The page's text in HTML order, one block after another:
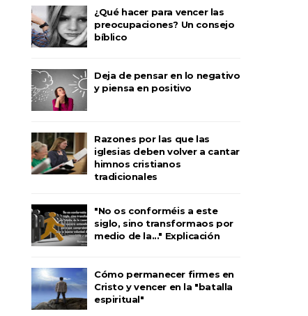
¿Qué hacer para vencer las
preocupaciones? Un consejo
bíblico
Deja de pensar en lo negativo
y piensa en positivo
Razones por las que las
iglesias deben volver a cantar
himnos cristianos
tradicionales
"No os conforméis a este
siglo, sino transformaos por
medio de la..." Explicación
Cómo permanecer firmes en
Cristo y vencer en la "batalla
espiritual"